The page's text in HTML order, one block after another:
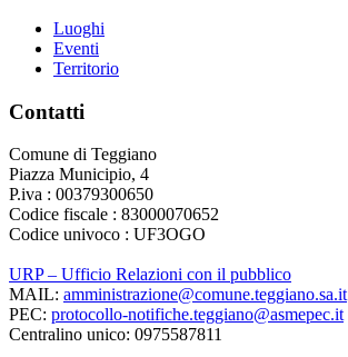
Luoghi
Eventi
Territorio
Contatti
Comune di Teggiano
Piazza Municipio, 4
P.iva : 00379300650
Codice fiscale : 83000070652
Codice univoco : UF3OGO
URP – Ufficio Relazioni con il pubblico
MAIL: amministrazione@comune.teggiano.sa.it
PEC: protocollo-notifiche.teggiano@asmepec.it
Centralino unico: 0975587811